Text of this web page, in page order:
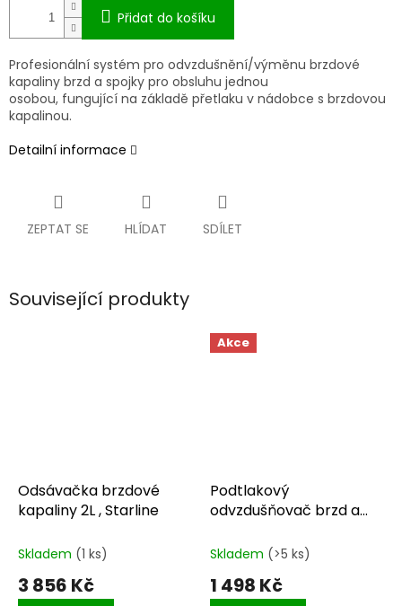
Přidat do košíku
Profesionální systém pro odvzdušnění/výměnu brzdové
kapaliny brzd a spojky pro obsluhu jednou
osobou, fungující na základě přetlaku v nádobce s brzdovou
kapalinou.
Detailní informace
ZEPTAT SE HLÍDAT SDÍLET
Související produkty
Odsávačka brzdové
kapaliny 2L , Starline
Skladem (1 ks)
3 856 Kč
Akce
Podtlakový
odvzdušňovač brzd a
Skladem (>5 ks)
1 498 Kč